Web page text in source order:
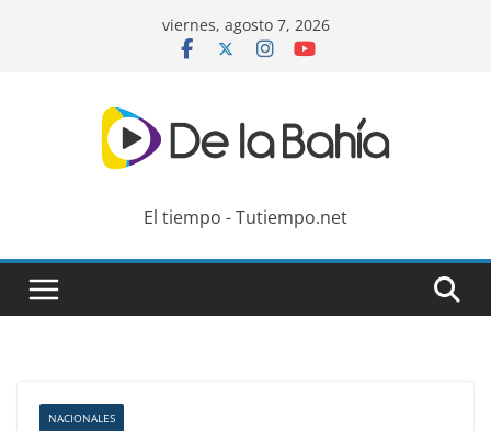
viernes, agosto 7, 2026
El tiempo - Tutiempo.net
NACIONALES